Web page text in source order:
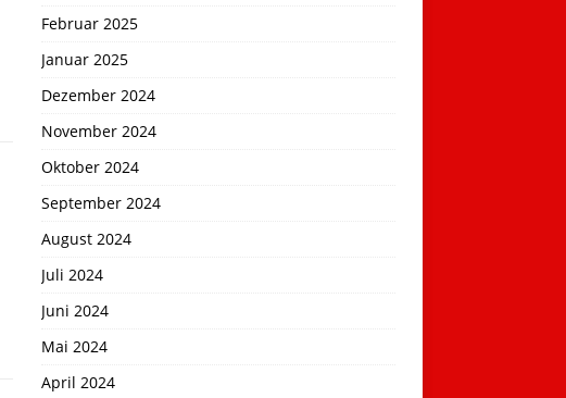
Februar 2025
Januar 2025
Dezember 2024
November 2024
Oktober 2024
September 2024
August 2024
Juli 2024
Juni 2024
Mai 2024
April 2024